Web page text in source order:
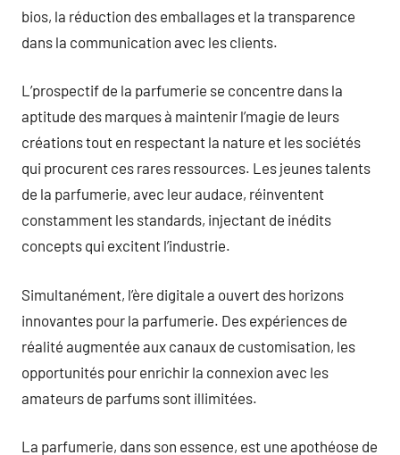
bios, la réduction des emballages et la transparence
dans la communication avec les clients.
L’prospectif de la parfumerie se concentre dans la
aptitude des marques à maintenir l’magie de leurs
créations tout en respectant la nature et les sociétés
qui procurent ces rares ressources. Les jeunes talents
de la parfumerie, avec leur audace, réinventent
constamment les standards, injectant de inédits
concepts qui excitent l’industrie.
Simultanément, l’ère digitale a ouvert des horizons
innovantes pour la parfumerie. Des expériences de
réalité augmentée aux canaux de customisation, les
opportunités pour enrichir la connexion avec les
amateurs de parfums sont illimitées.
La parfumerie, dans son essence, est une apothéose de